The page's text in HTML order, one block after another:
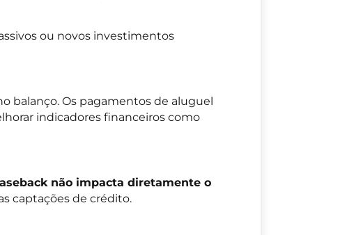
ou novos investimentos
balanço. Os pagamentos de aluguel
indicadores financeiros como
não impacta diretamente o
captações de crédito.